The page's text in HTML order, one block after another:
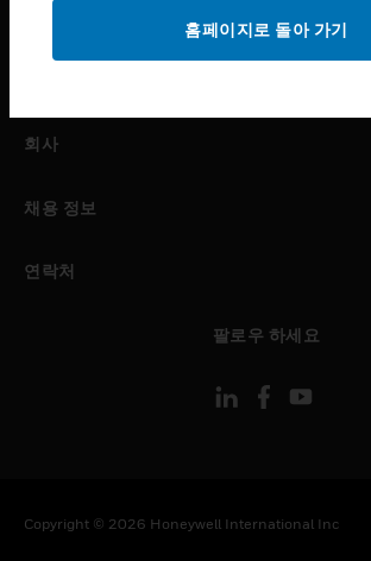
toggle view
toggle view
회사
채용 정보
연락처
팔로우 하세요
Copyright © 2026 Honeywell International Inc
홈페이지로 돌아 가기